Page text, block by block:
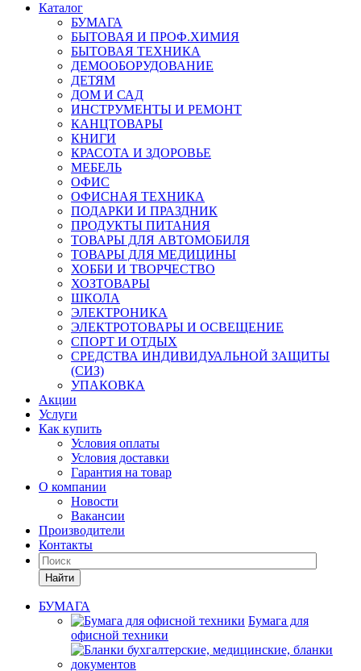
Каталог
БУМАГА
БЫТОВАЯ И ПРОФ.ХИМИЯ
БЫТОВАЯ ТЕХНИКА
ДЕМООБОРУДОВАНИЕ
ДЕТЯМ
ДОМ И САД
ИНСТРУМЕНТЫ И РЕМОНТ
КАНЦТОВАРЫ
КНИГИ
КРАСОТА И ЗДОРОВЬЕ
МЕБЕЛЬ
ОФИС
ОФИСНАЯ ТЕХНИКА
ПОДАРКИ И ПРАЗДНИК
ПРОДУКТЫ ПИТАНИЯ
ТОВАРЫ ДЛЯ АВТОМОБИЛЯ
ТОВАРЫ ДЛЯ МЕДИЦИНЫ
ХОББИ И ТВОРЧЕСТВО
ХОЗТОВАРЫ
ШКОЛА
ЭЛЕКТРОНИКА
ЭЛЕКТРОТОВАРЫ И ОСВЕЩЕНИЕ
СПОРТ И ОТДЫХ
СРЕДСТВА ИНДИВИДУАЛЬНОЙ ЗАЩИТЫ
(СИЗ)
УПАКОВКА
Акции
Услуги
Как купить
Условия оплаты
Условия доставки
Гарантия на товар
О компании
Новости
Вакансии
Производители
Контакты
Найти
БУМАГА
Бумага для
офисной техники